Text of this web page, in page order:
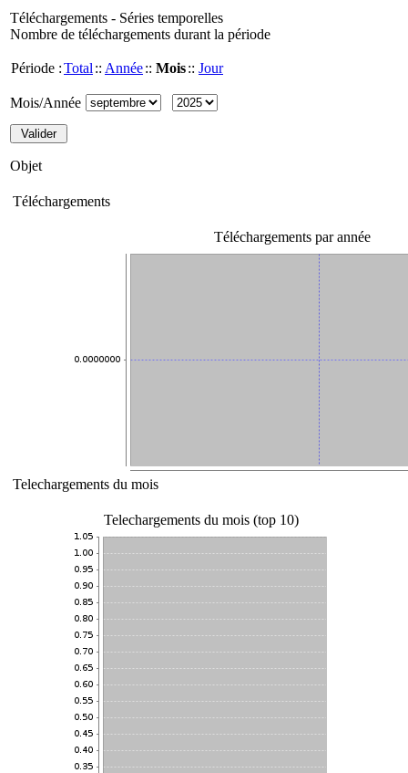
Téléchargements - Séries temporelles
Nombre de téléchargements durant la période
Période :Total :: Année:: Mois:: Jour
Mois/Année
Objet
Téléchargements
Téléchargements par année
Telechargements du mois
Telechargements du mois (top 10)